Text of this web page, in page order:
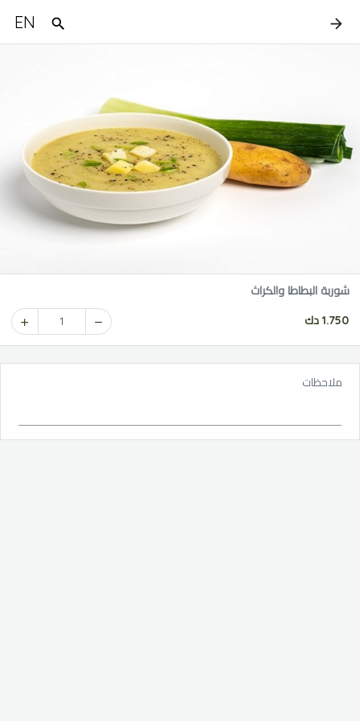
EN
شوربة البطاطا والكراث
1.750 دك 1
ملاحظات